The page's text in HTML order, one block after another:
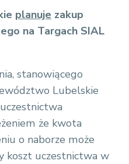
planuje zakup
na Targach SIAL
stanowiącego
Lubelskie
że kwota
o naborze może
koszt uczestnictwa w